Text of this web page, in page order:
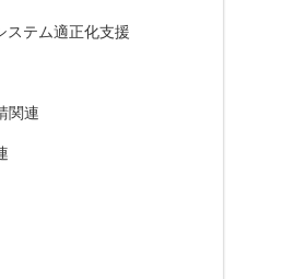
ステム適正化支援
関連